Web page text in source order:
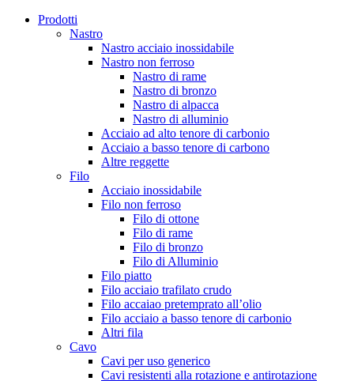
Prodotti
Nastro
Nastro acciaio inossidabile
Nastro non ferroso
Nastro di rame
Nastro di bronzo
Nastro di alpacca
Nastro di alluminio
Acciaio ad alto tenore di carbonio
Acciaio a basso tenore di carbono
Altre reggette
Filo
Acciaio inossidabile
Filo non ferroso
Filo di ottone
Filo di rame
Filo di bronzo
Filo di Alluminio
Filo piatto
Filo acciaio trafilato crudo
Filo accaiao pretemprato all’olio
Filo acciaio a basso tenore di carbonio
Altri fila
Cavo
Cavi per uso generico
Cavi resistenti alla rotazione e antirotazione